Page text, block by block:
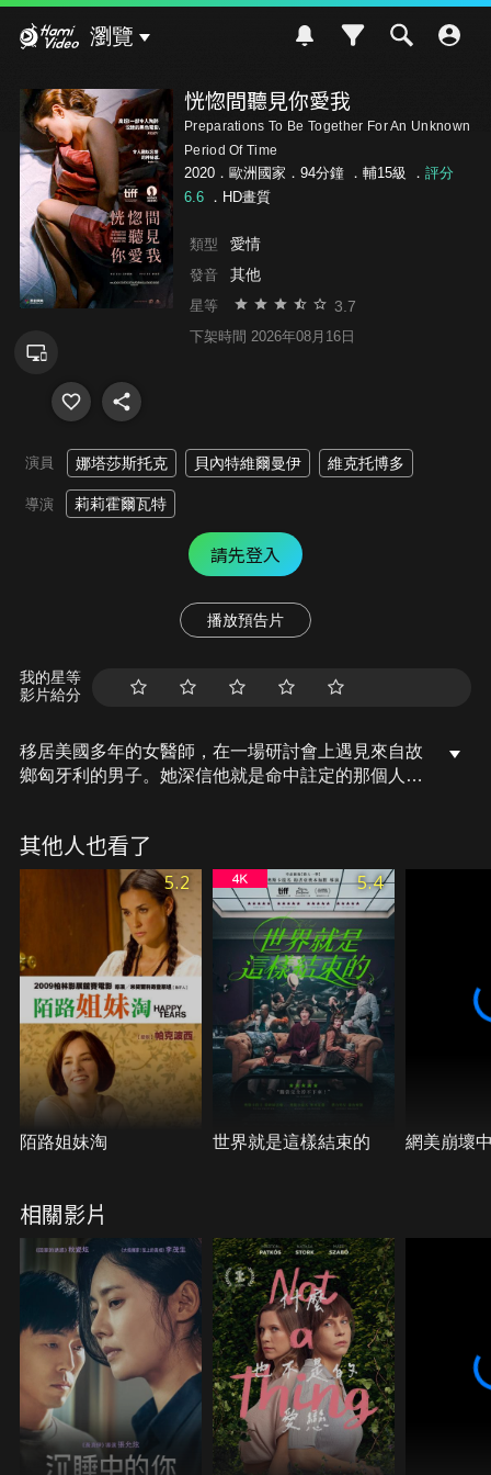
瀏覽
恍惚間聽見你愛我
Preparations To Be Together For An Unknown
Period Of Time
2020．歐洲國家．94分鐘 ． 輔15級 ． 評分
6.6．HD畫質
類型 愛情
發音 其他
星等 3.7
下架時間 2026年08月16日
演員 娜塔莎斯托克 貝內特維爾曼伊 維克托博多
導演 莉莉霍爾瓦特
請先登入
播放預告片
我的星等
影片給分
移居美國多年的女醫師，在一場研討會上遇見來自故
鄉匈牙利的男子。她深信他就是命中註定的那個人，
於找到他，他卻聲稱從未見過她…難道這一切只是幻
想，還是她為愛陷入瘋狂？她決定不惜任何代價，留
在這裡找出答案。
其他人也看了
5.2
陌路姐妹淘
5.4
世界就是這樣結束的 網美崩壞
相關影片